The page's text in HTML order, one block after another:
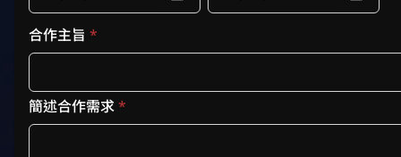
合作主旨 *
簡述合作需求*